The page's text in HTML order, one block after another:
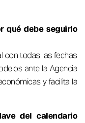
qué debe seguirlo
con todas las fechas
ante la Agencia
y facilita la
del calendario